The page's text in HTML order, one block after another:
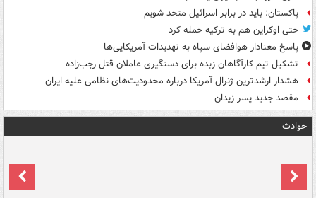
پاکستان: باید در برابر اسرائیل متحد شویم
حتی اوکراین هم به ترکیه حمله کرد
پاسخ معنادار هوافضای سپاه به تهدیدات آمریکایی‌ها
تشکیل تیم کارآگاهان زبده برای دستگیری عاملان قتل رجب‌زاده
هشدار ارشدترین ژنرال آمریکا درباره محدودیت‌های نظامی علیه ایران
مقصد جدید پسر زیدان
حوادث